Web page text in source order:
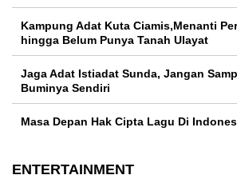
Kampung Adat Kuta Ciamis,Menanti
hingga Belum Punya Tanah Ulayat
Jaga Adat Istiadat Sunda, Jangan
Buminya Sendiri
Masa Depan Hak Cipta Lagu Di
ENTERTAINMENT